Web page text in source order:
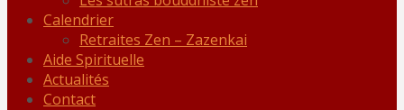
Calendrier
Retraites Zen – Zazenkai
Aide Spirituelle
Actualités
Contact